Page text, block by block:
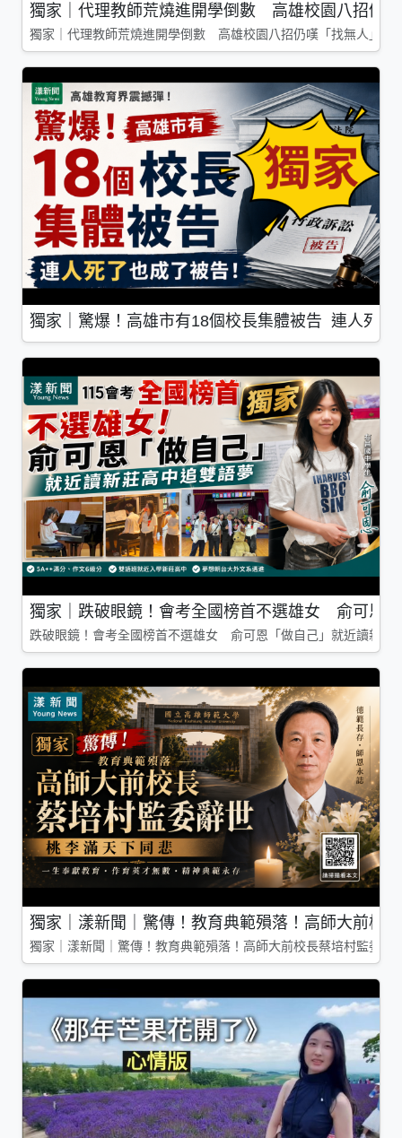
獨家｜代理教師荒燒進開學倒數 高雄校園八招仍
獨家｜代理教師荒燒進開學倒數 高雄校園八招仍嘆「找無人」
獨家｜驚爆！高雄市有18個校長集體被告 連人死了
獨家｜跌破眼鏡！會考全國榜首不選雄女 俞可恩
跌破眼鏡！會考全國榜首不選雄女 俞可恩「做自己」就近讀新莊
獨家｜漾新聞｜驚傳！教育典範殞落！高師大前校
獨家｜漾新聞｜驚傳！教育典範殞落！高師大前校長蔡培村監委